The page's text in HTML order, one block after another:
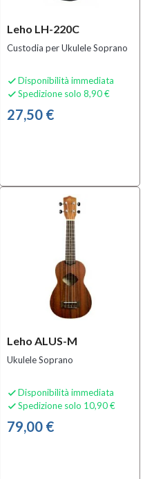
Leho LH-220C
Custodia per Ukulele Soprano
 Disponibilità immediata
 Spedizione solo 8,90 €
27,50 €
Leho ALUS-M
Ukulele Soprano
 Disponibilità immediata
 Spedizione solo 10,90 €
79,00 €